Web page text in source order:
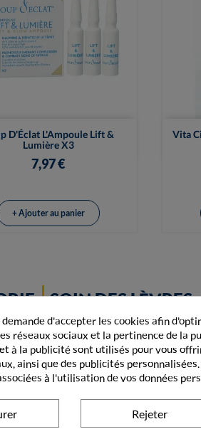
D'Éclat L'Ampoule Lift &
Lumière X3
7,97 €
Vue rapide
+ Ajouter au panier
Vita
SOIN DES LÈVRES
demande d'accepter les cookies afin
réseaux sociaux et la pertinence de la
à la publicité sont utilisés pour vous
ainsi que des publicités
à l'utilisation de vos données
Rejeter